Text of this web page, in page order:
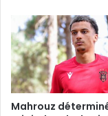
Mahrouz